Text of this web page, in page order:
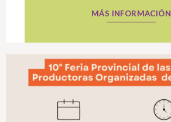
MÁS INFORMACIÓN